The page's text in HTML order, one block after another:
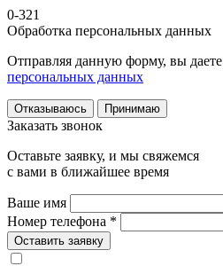
0-321
Обработка персональных данных
Отправляя данную форму, вы даете
персональных данных
Отказываюсь Принимаю
Заказать звонок
Оставьте заявку, и мы свяжемся
с вами в ближайшее время
Ваше имя
Номер телефона *
Оставить заявку